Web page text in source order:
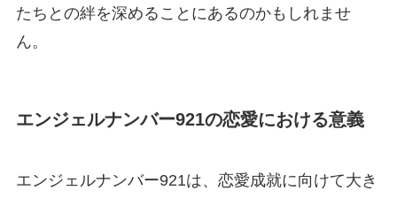
たちとの絆を深めることにあるのかもしれませ
ん。
エンジェルナンバー921の恋愛における意義
エンジェルナンバー921は、恋愛成就に向けて大き